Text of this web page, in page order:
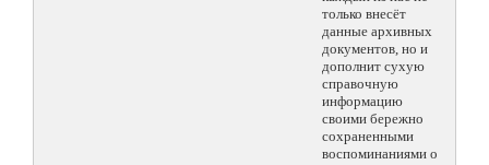
только внесёт
данные архивных
документов, но и
дополнит сухую
справочную
информацию
своими бережно
сохраненными
воспоминаниями о